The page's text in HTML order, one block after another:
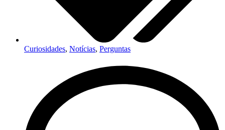
Curiosidades, Notícias, Perguntas